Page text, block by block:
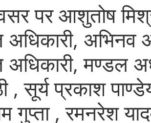
पर आशुतोष
अधिकारी, अभिनव
अधिकारी, मण्डल
, सूर्य प्रकाश
गुप्ता , रमनरेश